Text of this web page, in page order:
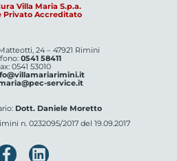
Villa Maria S.p.a.
Privato Accreditato
24 – 47921 Rimini
0541 58411
0541 53010
service.it
Dott. Daniele Moretto
n. 0232095/2017 del 19.09.2017